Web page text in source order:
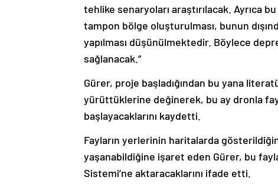
tehlike senaryoları araştırılacak. Ayrıca
tampon bölge oluşturulması, bunun
yapılması düşünülmektedir. Böylece
sağlanacak.”
Gürer, proje başladığından bu yana
yürüttüklerine değinerek, bu ay dronla
başlayacaklarını kaydetti.
Fayların yerlerinin haritalarda
yaşanabildiğine işaret eden Gürer, bu
Sistemi’ne aktaracaklarını ifade etti.